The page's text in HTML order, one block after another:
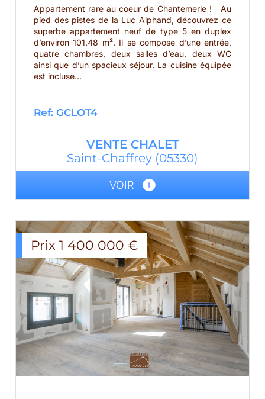
Appartement rare au coeur de Chantemerle ! Au
pied des pistes de la Luc Alphand, découvrez ce
superbe appartement neuf de type 5 en duplex
d’environ 101.48 m². Il se compose d’une entrée,
quatre chambres, deux salles d’eau, deux WC
ainsi que d’un spacieux séjour. La cuisine équipée
est incluse...
Ref: GCLOT4
VENTE CHALET
Saint-Chaffrey (05330)
VOIR
Prix 1 400 000 €